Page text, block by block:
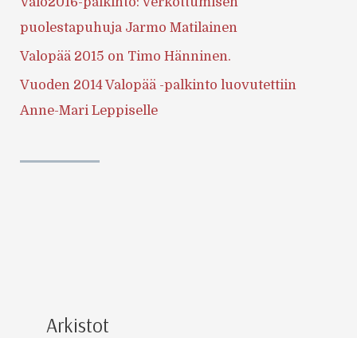
puolestapuhuja Jarmo Matilainen
Valopää 2015 on Timo Hänninen.
Vuoden 2014 Valopää -palkinto luovutettiin
Anne-Mari Leppiselle
Arkistot